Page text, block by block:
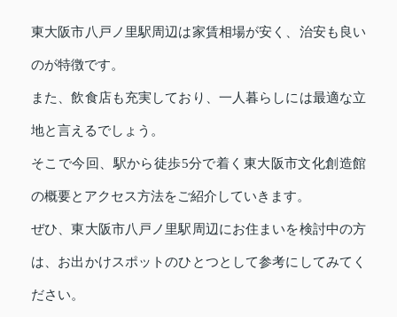
東大阪市八戸ノ里駅周辺は家賃相場が安く、治安も良い
のが特徴です。
また、飲食店も充実しており、一人暮らしには最適な立
地と言えるでしょう。
そこで今回、駅から徒歩5分で着く東大阪市文化創造館
の概要とアクセス方法をご紹介していきます。
ぜひ、東大阪市八戸ノ里駅周辺にお住まいを検討中の方
は、お出かけスポットのひとつとして参考にしてみてく
ださい。